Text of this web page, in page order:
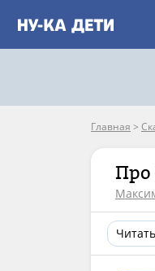
Главная >
Про
Читать